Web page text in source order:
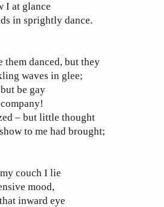
I at glance
in sprightly dance.
them danced, but they
waves in glee;
be gay
– but little thought
to me had brought;
couch I lie
mood,
inward eye